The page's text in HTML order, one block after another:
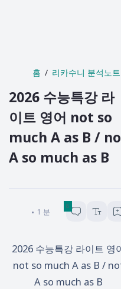
홈 리카수니 분석노트
2026 수능특강 라
이트 영어 not so
much A as B /
A so much as B
리카수니
1 분 소요
2026 수능특강 라이트 영
not so much A as B /
A so much as B